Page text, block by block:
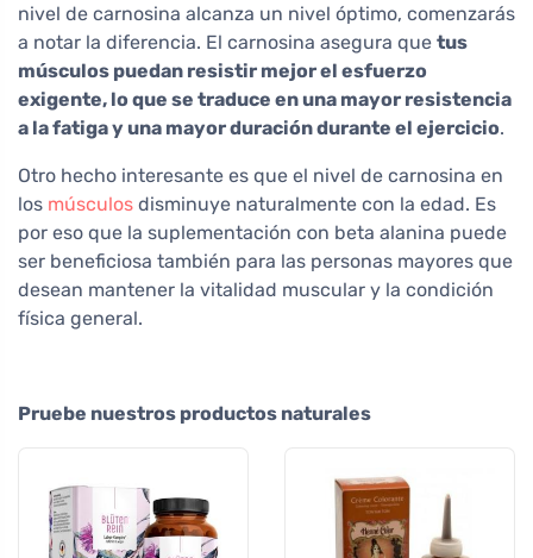
nivel de carnosina alcanza un nivel óptimo, comenzarás
a notar la diferencia. El carnosina asegura que tus
músculos puedan resistir mejor el esfuerzo
exigente, lo que se traduce en una mayor resistencia
a la fatiga y una mayor duración durante el ejercicio.
Otro hecho interesante es que el nivel de carnosina en
los músculos disminuye naturalmente con la edad. Es
por eso que la suplementación con beta alanina puede
ser beneficiosa también para las personas mayores que
desean mantener la vitalidad muscular y la condición
física general.
Pruebe nuestros productos naturales